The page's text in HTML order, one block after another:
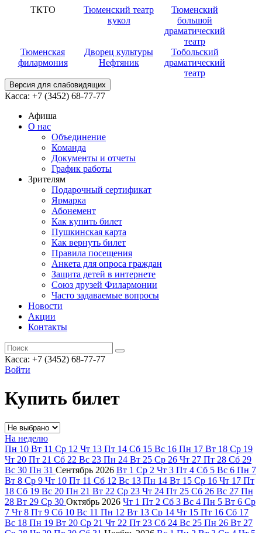
ТКТО
Тюменский театр
кукол
Тюменский
большой
драматический
театр
Тюменская
филармония
Дворец культуры
Нефтяник
Тобольский
драматический
театр
Версия для слабовидящих
Касса: +7 (3452) 68-77-77
Афиша
О нас
Объединение
Команда
Документы и отчеты
График работы
Зрителям
Подарочный сертификат
Ярмарка
Абонемент
Как купить билет
Пушкинская карта
Как вернуть билет
Правила посещения
Анкета для опроса граждан
Защита детей в интернете
Союз друзей Филармонии
Часто задаваемые вопросы
Новости
Акции
Контакты
Касса: +7 (3452) 68-77-77
Войти
Купить билет
На неделю
Пн 10 Вт 11 Ср 12 Чт 13 Пт 14 Сб 15 Вс 16 Пн 17 Вт 18 Ср 19
Чт 20 Пт 21 Сб 22 Вс 23 Пн 24 Вт 25 Ср 26 Чт 27 Пт 28 Сб 29
Вс 30 Пн 31 Сентябрь 2026 Вт 1 Ср 2 Чт 3 Пт 4 Сб 5 Вс 6 Пн 7
Вт 8 Ср 9 Чт 10 Пт 11 Сб 12 Вс 13 Пн 14 Вт 15 Ср 16 Чт 17 Пт
18 Сб 19 Вс 20 Пн 21 Вт 22 Ср 23 Чт 24 Пт 25 Сб 26 Вс 27 Пн
28 Вт 29 Ср 30 Октябрь 2026 Чт 1 Пт 2 Сб 3 Вс 4 Пн 5 Вт 6 Ср
7 Чт 8 Пт 9 Сб 10 Вс 11 Пн 12 Вт 13 Ср 14 Чт 15 Пт 16 Сб 17
Вс 18 Пн 19 Вт 20 Ср 21 Чт 22 Пт 23 Сб 24 Вс 25 Пн 26 Вт 27